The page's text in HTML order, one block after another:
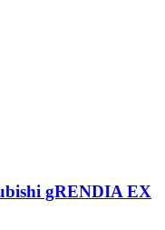
gRENDIA EX